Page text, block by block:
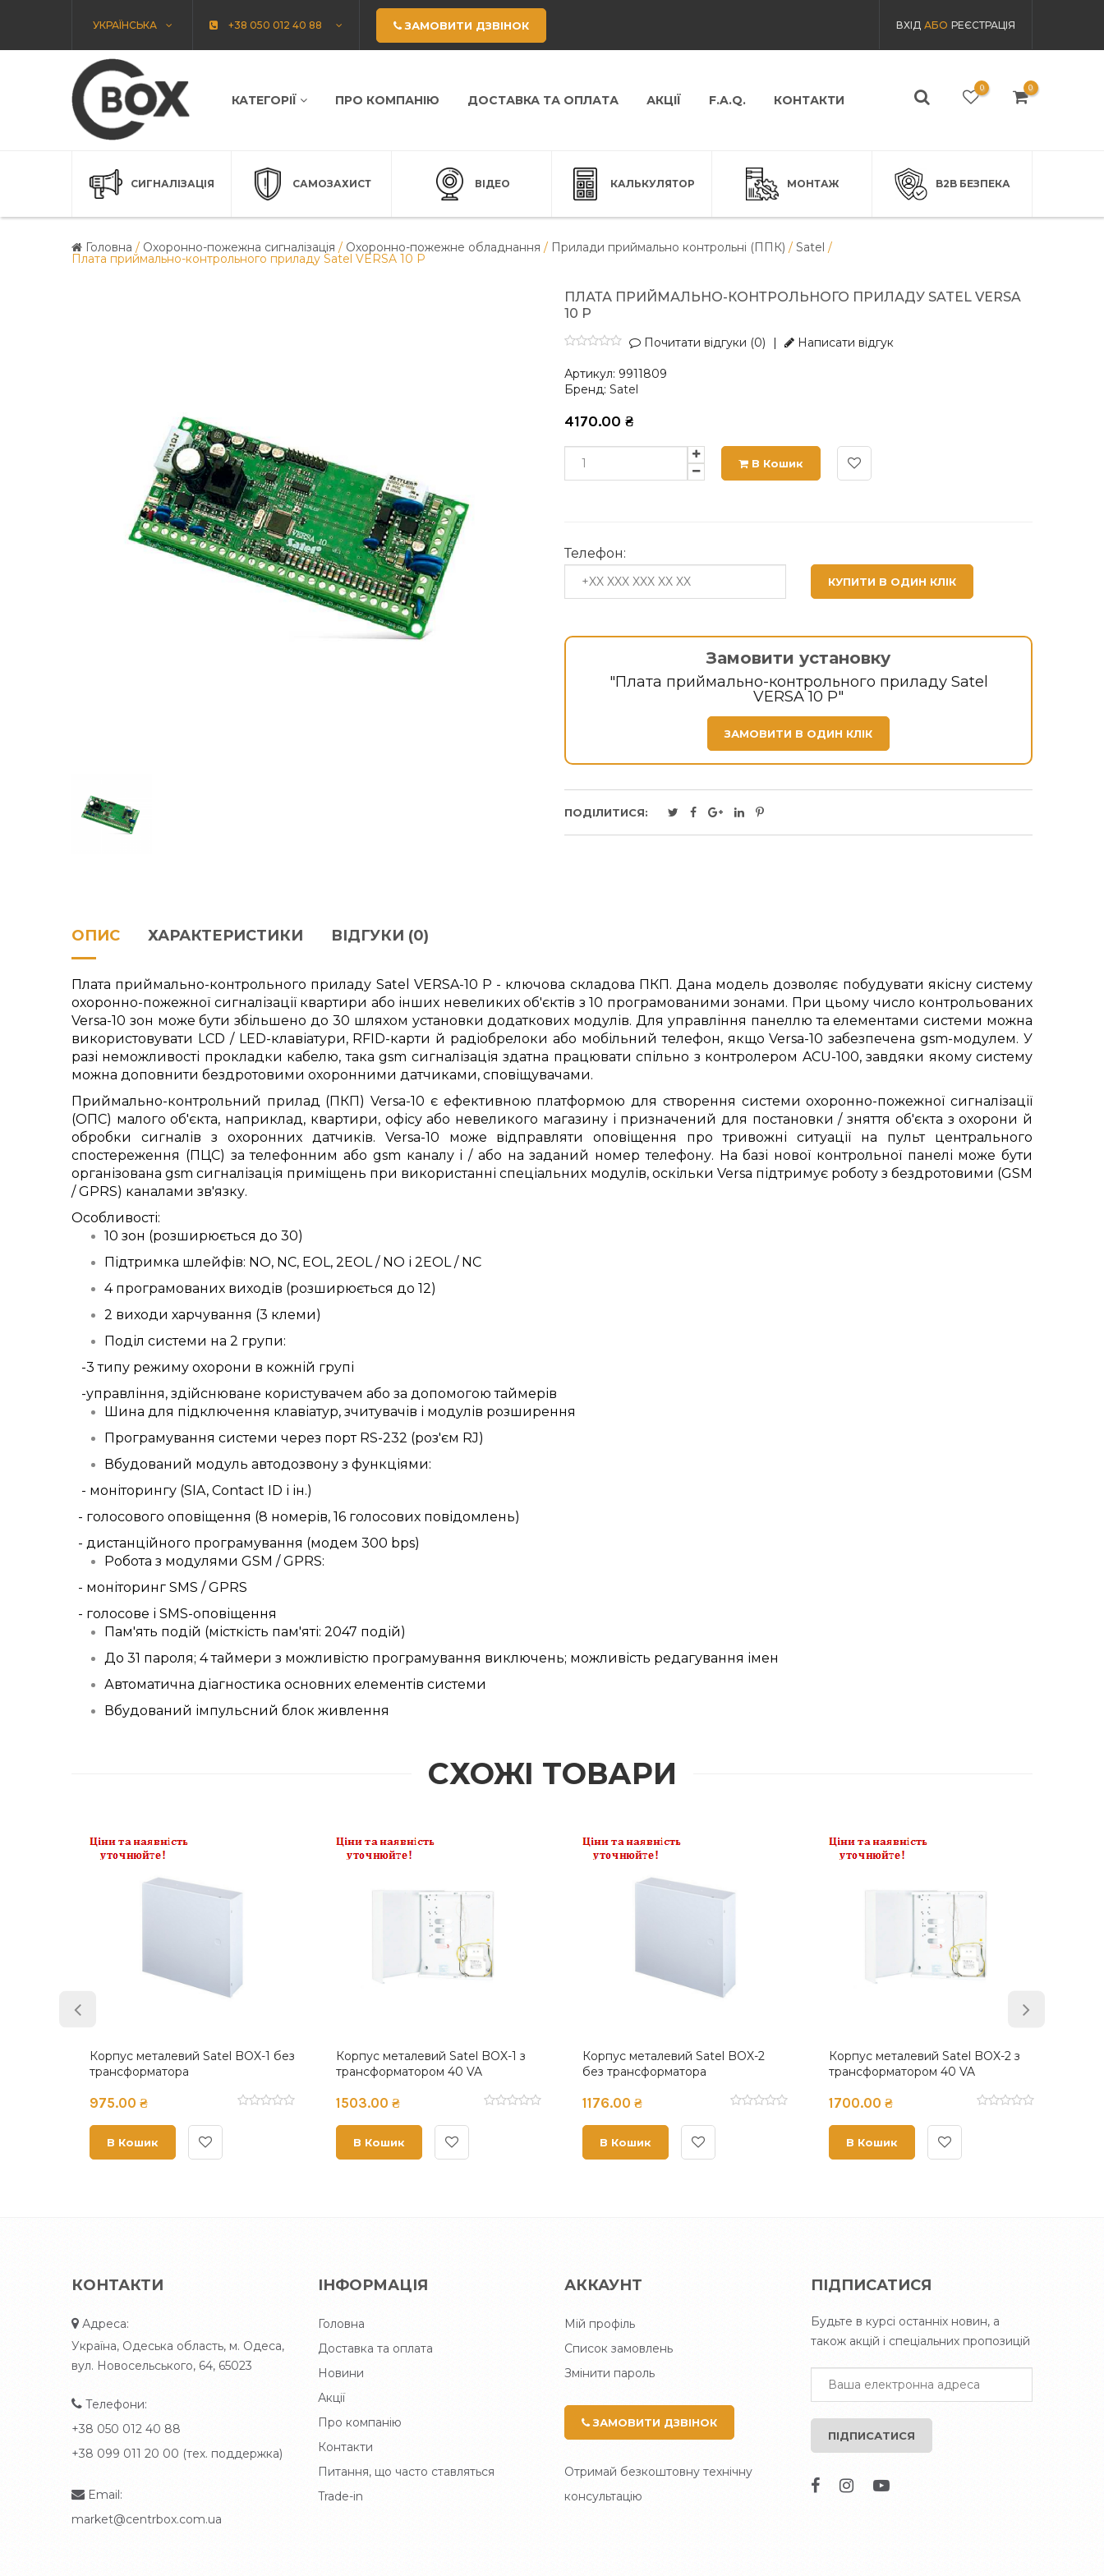
УКРАЇНСЬКА +38 050 012 40 88 ЗАМОВИТИ ДЗВІНОК ВХІД АБО РЕЄСТРАЦІЯ
КАТЕГОРІЇ ПРО КОМПАНІЮ ДОСТАВКА ТА ОПЛАТА АКЦІЇ F.A.Q. КОНТАКТИ
0 0
СИГНАЛІЗАЦІЯ САМОЗАХИСТ ВІДЕО КАЛЬКУЛЯТОР МОНТАЖ B2B БЕЗПЕКА
Головна / Охоронно-пожежна сигналізація / Охоронно-пожежне обладнання / Прилади приймально контрольні (ППК) / Satel /
Плата приймально-контрольного приладу Satel VERSA 10 P
ПЛАТА ПРИЙМАЛЬНО-КОНТРОЛЬНОГО ПРИЛАДУ SATEL VERSA
10 P
Почитати відгуки (0) | Написати відгук
Артикул: 9911809
Бренд: Satel
4170.00 ₴
В Кошик
Телефон:
КУПИТИ В ОДИН КЛІК
Замовити установку
"Плата приймально-контрольного приладу Satel
VERSA 10 P"
ЗАМОВИТИ В ОДИН КЛІК
ПОДІЛИТИСЯ:
ОПИС ХАРАКТЕРИСТИКИ ВІДГУКИ (0)
Плата приймально-контрольного приладу Satel VERSA-10 P - ключова складова ПКП. Дана модель дозволяє побудувати якісну систему
охоронно-пожежної сигналізації квартири або інших невеликих об'єктів з 10 програмованими зонами. При цьому число контрольованих
Versa-10 зон може бути збільшено до 30 шляхом установки додаткових модулів. Для управління панеллю та елементами системи можна
використовувати LCD / LED-клавіатури, RFID-карти й радіобрелоки або мобільний телефон, якщо Versa-10 забезпечена gsm-модулем. У
разі неможливості прокладки кабелю, така gsm сигналізація здатна працювати спільно з контролером ACU-100, завдяки якому систему
можна доповнити бездротовими охоронними датчиками, сповіщувачами.
Приймально-контрольний прилад (ПКП) Versa-10 є ефективною платформою для створення системи охоронно-пожежної сигналізації
(ОПС) малого об'єкта, наприклад, квартири, офісу або невеликого магазину і призначений для постановки / зняття об'єкта з охорони й
обробки сигналів з охоронних датчиків. Versa-10 може відправляти оповіщення про тривожні ситуації на пульт центрального
спостереження (ПЦС) за телефонним або gsm каналу і / або на заданий номер телефону. На базі нової контрольної панелі може бути
організована gsm сигналізація приміщень при використанні спеціальних модулів, оскільки Versa підтримує роботу з бездротовими (GSM
/ GPRS) каналами зв'язку.
Особливості:
10 зон (розширюється до 30)
Підтримка шлейфів: NO, NC, EOL, 2EOL / NO і 2EOL / NC
4 програмованих виходів (розширюється до 12)
2 виходи харчування (3 клеми)
Поділ системи на 2 групи:
-3 типу режиму охорони в кожній групі
-управління, здійснюване користувачем або за допомогою таймерів
Шина для підключення клавіатур, зчитувачів і модулів розширення
Програмування системи через порт RS-232 (роз'єм RJ)
Вбудований модуль автодозвону з функціями:
- моніторингу (SIA, Contact ID і ін.)
- голосового оповіщення (8 номерів, 16 голосових повідомлень)
- дистанційного програмування (модем 300 bps)
Робота з модулями GSM / GPRS:
- моніторинг SMS / GPRS
- голосове і SMS-оповіщення
Пам'ять подій (місткість пам'яті: 2047 подій)
До 31 пароля; 4 таймери з можливістю програмування виключень; можливість редагування імен
Автоматична діагностика основних елементів системи
Вбудований імпульсний блок живлення
СХОЖІ ТОВАРИ
Корпус металевий Satel BOX-1 з
трансформатором 40 VA
1503.00 ₴
В Кошик
Корпус металевий Satel BOX-2
без трансформатора
1176.00 ₴
В Кошик
Корпус металевий Satel BOX-2 з
трансформатором 40 VA
1700.00 ₴
В Кошик
Корпус металевий Satel BOX-3
без трансформатора
1501.00 ₴
В Кошик
КОНТАКТИ
Адреса:
Україна, Одеська область, м. Одеса,
вул. Новосельського, 64, 65023
Телефони:
+38 050 012 40 88
+38 099 011 20 00 (тех. поддержка)
Email:
market@centrbox.com.ua
ІНФОРМАЦІЯ
Головна
Доставка та оплата
Новини
Акції
Про компанію
Контакти
Питання, що часто ставляться
Trade-in
АККАУНТ
Мій профіль
Список замовлень
Змінити пароль
ЗАМОВИТИ ДЗВІНОК
Отримай безкоштовну технічну
консультацію
ПІДПИСАТИСЯ
Будьте в курсі останніх новин, а
також акцій і спеціальних пропозицій
ПІДПИСАТИСЯ